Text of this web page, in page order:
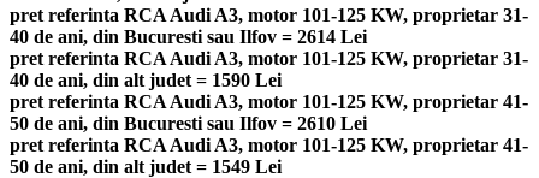
pret referinta RCA Audi A3, motor 101-125 KW, proprietar 31-
40 de ani, din Bucuresti sau Ilfov = 2614 Lei
pret referinta RCA Audi A3, motor 101-125 KW, proprietar 31-
40 de ani, din alt judet = 1590 Lei
pret referinta RCA Audi A3, motor 101-125 KW, proprietar 41-
50 de ani, din Bucuresti sau Ilfov = 2610 Lei
pret referinta RCA Audi A3, motor 101-125 KW, proprietar 41-
50 de ani, din alt judet = 1549 Lei